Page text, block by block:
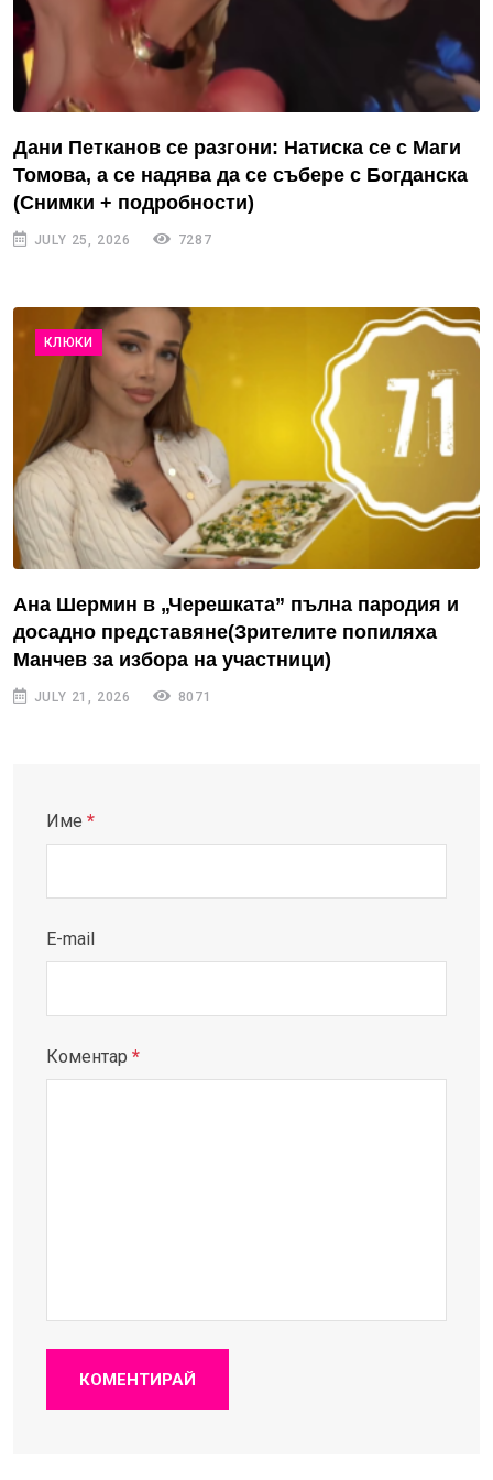
Дани Петканов се разгони: Натиска се с Маги
Томова, а се надява да се събере с Богданска
(Снимки + подробности)
JULY 25, 2026 7287
КЛЮКИ
Ана Шермин в „Черешката” пълна пародия и
досадно представяне(Зрителите попиляха
Манчев за избора на участници)
JULY 21, 2026 8071
Име *
E-mail
Коментар *
КОМЕНТИРАЙ